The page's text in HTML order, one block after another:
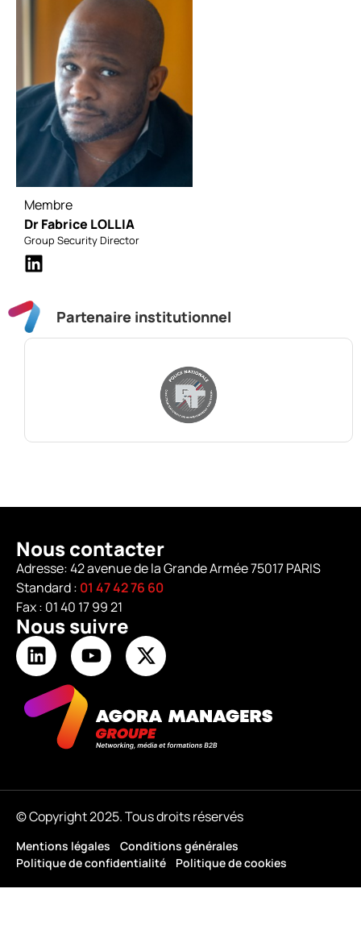
Membre
Dr Fabrice LOLLIA
Group Security Director
Partenaire institutionnel
Nous contacter
Adresse: 42 avenue de la Grande Armée 75017 PARIS
Standard : 01 47 42 76 60
Fax : 01 40 17 99 21
Nous suivre
© Copyright 2025. Tous droits réservés
Mentions légales
Conditions générales
Politique de confidentialité
Politique de cookies